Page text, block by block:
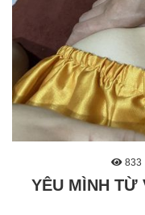
833
YÊU MÌNH TỪ